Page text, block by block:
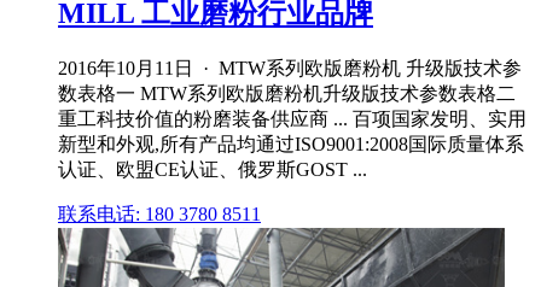
MILL 工业磨粉行业品牌
2016年10月11日 · MTW系列欧版磨粉机 升级版技术参
数表格一 MTW系列欧版磨粉机升级版技术参数表格二
重工科技价值的粉磨装备供应商 ... 百项国家发明、实用
新型和外观,所有产品均通过ISO9001:2008国际质量体系
认证、欧盟CE认证、俄罗斯GOST ...
联系电话: 180 3780 8511